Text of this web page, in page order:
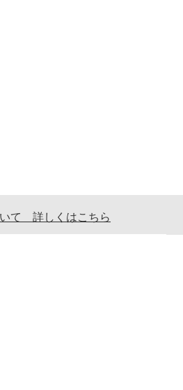
て 詳しくはこちら